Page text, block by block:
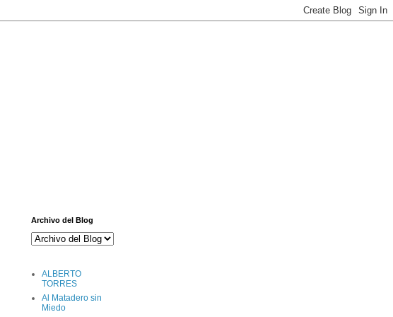
Archivo del Blog
ALBERTO
TORRES
Al Matadero sin
Miedo